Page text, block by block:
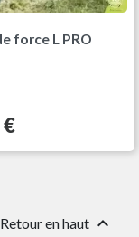
force L PRO
€
Retour en haut 